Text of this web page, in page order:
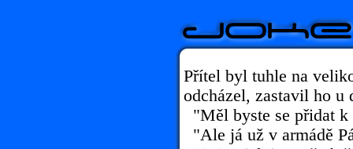
Přítel byl tuhle na
odcházel, zastavil ho u
"Měl byste se přidat k
"Ale já už v armádě